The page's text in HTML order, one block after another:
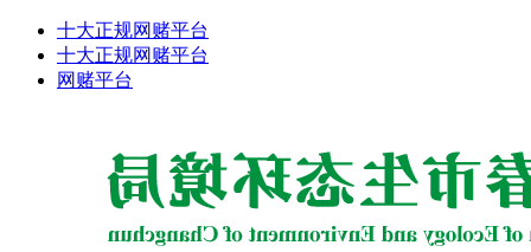
十大正规网赌平台
十大正规网赌平台
网赌平台